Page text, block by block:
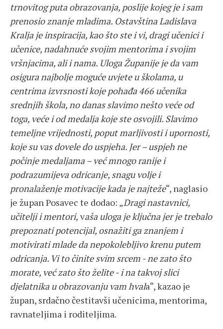
trnovitog puta obrazovanja, poslije kojeg je i sam
prenosio znanje mladima. Ostavština Ladislava
Kralja je inspiracija, kao što ste i vi, dragi učenici i
učenice, nadahnuće svojim mentorima i svojim
vršnjacima, ali i nama. Uloga Županije je da vam
osigura najbolje moguće uvjete u školama, u
centrima izvrsnosti koje pohađa 466 učenika
srednjih škola, no danas slavimo nešto veće od
toga, veće i od medalja koje ste osvojili. Slavimo
temeljne vrijednosti, poput marljivosti i upornosti,
koje su vas dovele do uspjeha. Jer – uspjeh ne
počinje medaljama – već mnogo ranije i
podrazumijeva odricanje, snagu volje i
pronalaženje motivacije kada je najteže“, naglasio
je župan Posavec te dodao: „Dragi nastavnici,
učitelji i mentori, vaša uloga je ključna jer je trebalo
prepoznati potencijal, osnažiti ga znanjem i
motivirati mlade da nepokolebljivo krenu putem
odricanja. Vi to činite svim srcem - ne zato što
morate, već zato što želite - i na takvoj slici
djelatnika u obrazovanju vam hvala“, kazao je
župan, srdačno čestitavši učenicima, mentorima,
ravnateljima i roditeljima.